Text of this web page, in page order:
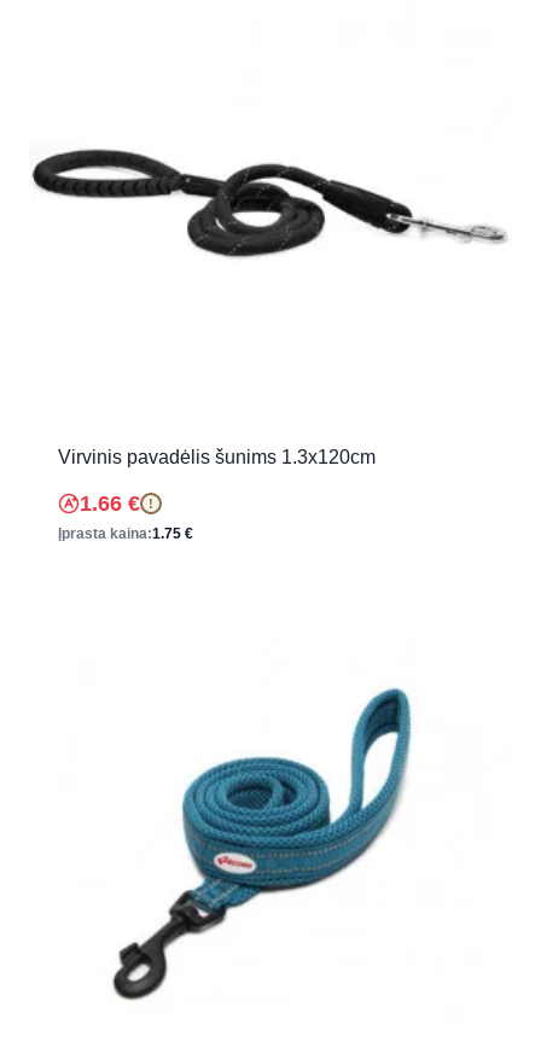
Virvinis pavadėlis šunims 1.3x120cm
1.66 € !
Įprasta kaina:1.75 €